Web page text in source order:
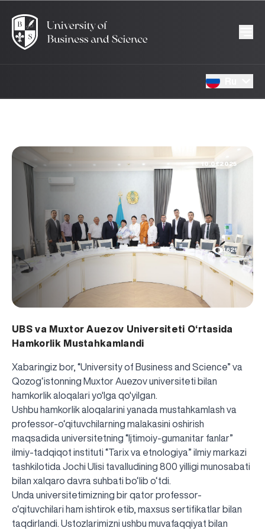
10.01.2025
1621
UBS va Muxtor Auezov Universiteti O‘rtasida
Hamkorlik Mustahkamlandi
Xabaringiz bor, “University of Business and Science” va
Qozog‘istonning Muxtor Auezov universiteti bilan
hamkorlik aloqalari yo'lga qo'yilgan.
Ushbu hamkorlik aloqalarini yanada mustahkamlash va
professor-o‘qituvchilarning malakasini oshirish
maqsadida universitetning “Ijtimoiy-gumanitar fanlar”
ilmiy-tadqiqot instituti “Tarix va etnologiya” ilmiy markazi
tashkilotida Jochi Ulisi tavalludining 800 yilligi munosabati
bilan xalqaro davra suhbati bo‘lib o‘tdi.
Unda universitetimizning bir qator professor-
o‘qituvchilari ham ishtirok etib, maxsus sertifikatlar bilan
taqdirlandi. Ustozlarimizni ushbu muvafaqqiyat bilan